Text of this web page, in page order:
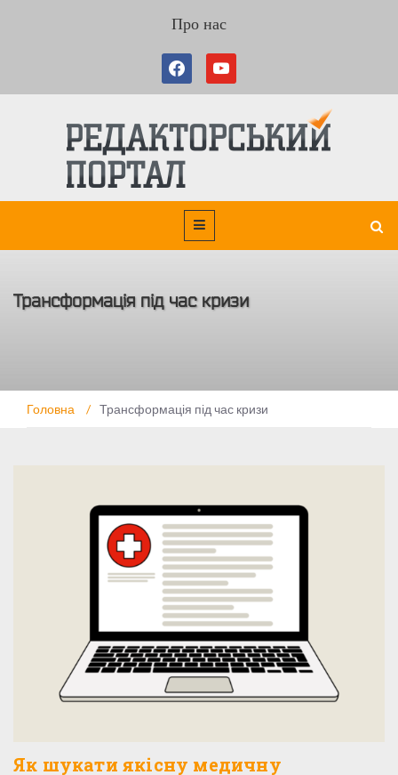
Про нас
Трансформація під час кризи
Головна / Трансформація під час кризи
Як шукати якісну медичну